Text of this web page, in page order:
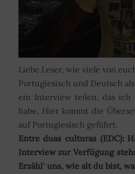
Liebe Leser, wie viele von
Portugiesisch und Deutsch
ein Interview teilen, das ich
habe. Hier kommt die
auf Portugiesisch geführt.
Entre duas culturas (EDC):
Interview zur Verfügung
Erzähl‘ uns, wie alt du bist,